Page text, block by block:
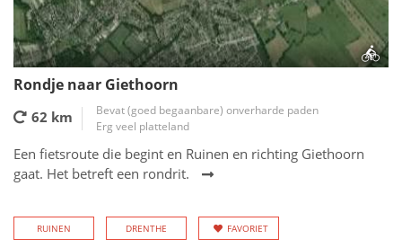
Rondje naar Giethoorn
62 km
Bevat (goed begaanbare) onverharde paden
Erg veel platteland
Een fietsroute die begint en Ruinen en richting Giethoorn
gaat. Het betreft een rondrit.
RUINEN DRENTHE FAVORIET